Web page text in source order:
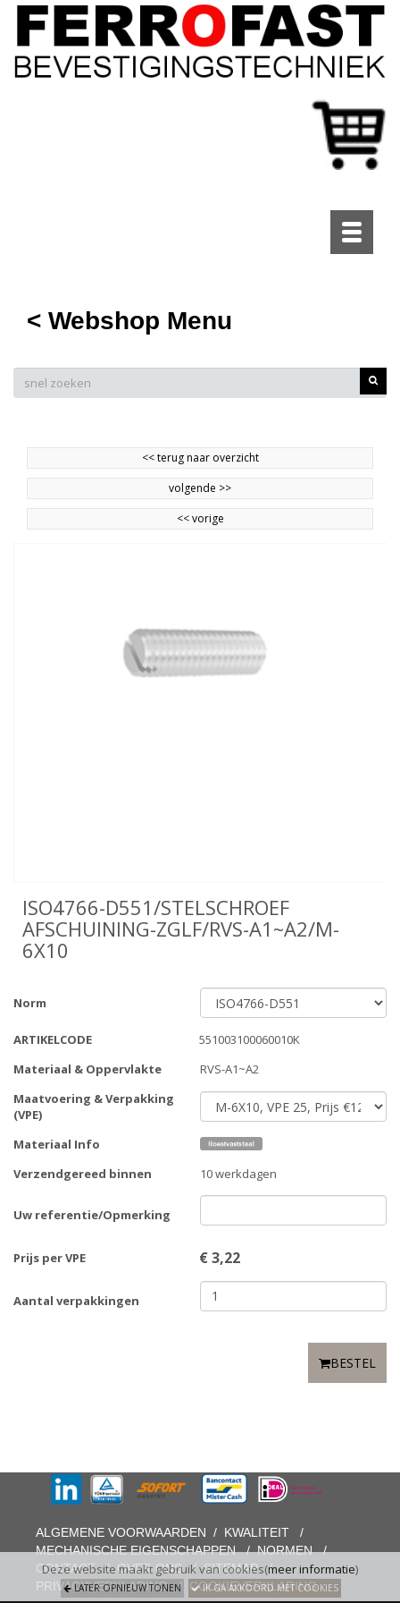
Toggle
< Webshop Menu
<<terug naar overzicht
volgende >>
<<vorige
ISO4766-D551/STELSCHROEF
AFSCHUINING-ZGLF/RVS-A1~A2/M-
6X10
Norm
ARTIKELCODE
551003100060010K
Materiaal & Oppervlakte
RVS-A1~A2
Maatvoering & Verpakking
(VPE)
Materiaal Info
Verzendgereed binnen
10 werkdagen
Uw referentie/Opmerking
Prijs per VPE €3,22
Aantal verpakkingen
BESTEL
Deze website maakt gebruik van cookies(meer informatie)
LATER OPNIEUW TONEN IK GA AKKOORD MET COOKIES
ALGEMENE VOORWAARDEN / KWALITEIT
/
MECHANISCHE EIGENSCHAPPEN/NORMEN/
CONTACT/OVER ONS/SITEMAP/
PRIVACYVERKLARING/ COOKIEVERKLARING